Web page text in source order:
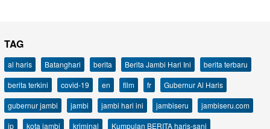
TAG
al haris Batanghari berita Berita Jambi Hari Ini
berita terbaru
berita terkini
covid-19 en film fr
Gubernur Al Haris
gubernur jambi
jambi jambi hari ini jambiseru
jambiseru.com
jp
kota jambi kriminal
Kumpulan BERITA haris-sani